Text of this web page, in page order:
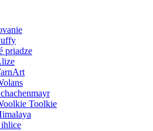
priadze
Toolkie